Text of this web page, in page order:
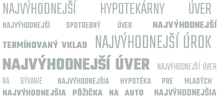
NAJVÝHODNEJŠÍ HYPOTEKÁRNY ÚVER
NAJVÝHODNEJŠÍ SPOTREBNÝ ÚVER
NAJVÝHODNEJŠÍ
TERMÍNOVANÝ VKLAD
NAJVÝHODNEJŠÍ ÚROK
NAJVÝHODNEJŠÍ ÚVER NAJVÝHODNEJŠÍ ÚVER
NA BÝVANIE
NAJVÝHODNEJŠIA HYPOTÉKA PRE MLADÝCH